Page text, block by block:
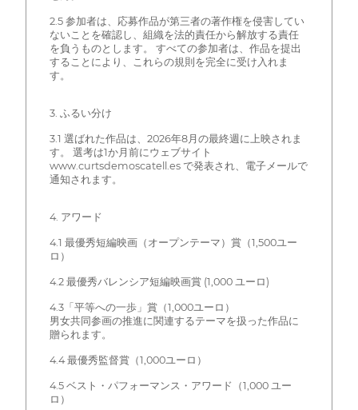
2.5 参加者は、応募作品が第三者の著作権を侵害してい
ないことを確認し、組織を法的責任から解放する責任
を負うものとします。 すべての参加者は、作品を提出
することにより、これらの規則を完全に受け入れま
す。
3. ふるい分け
3.1 選ばれた作品は、2026年8月の最終週に上映されま
す。 選考は1か月前にウェブサイト
www.curtsdemoscatell.es で発表され、電子メールで
通知されます。
4. アワード
4.1 最優秀短編映画（オープンテーマ）賞（1,500ユー
ロ）
4.2 最優秀バレンシア短編映画賞 (1,000 ユーロ)
4.3「平等への一歩」賞（1,000ユーロ）
男女共同参画の推進に関連するテーマを扱った作品に
贈られます。
4.4 最優秀監督賞（1,000ユーロ）
4.5 ベスト・パフォーマンス・アワード（1,000 ユー
ロ）